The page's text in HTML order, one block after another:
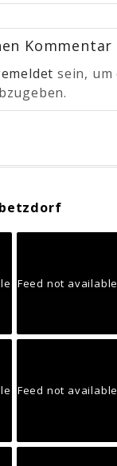
Kommentar
sein, um
Feed not available
Feed not available